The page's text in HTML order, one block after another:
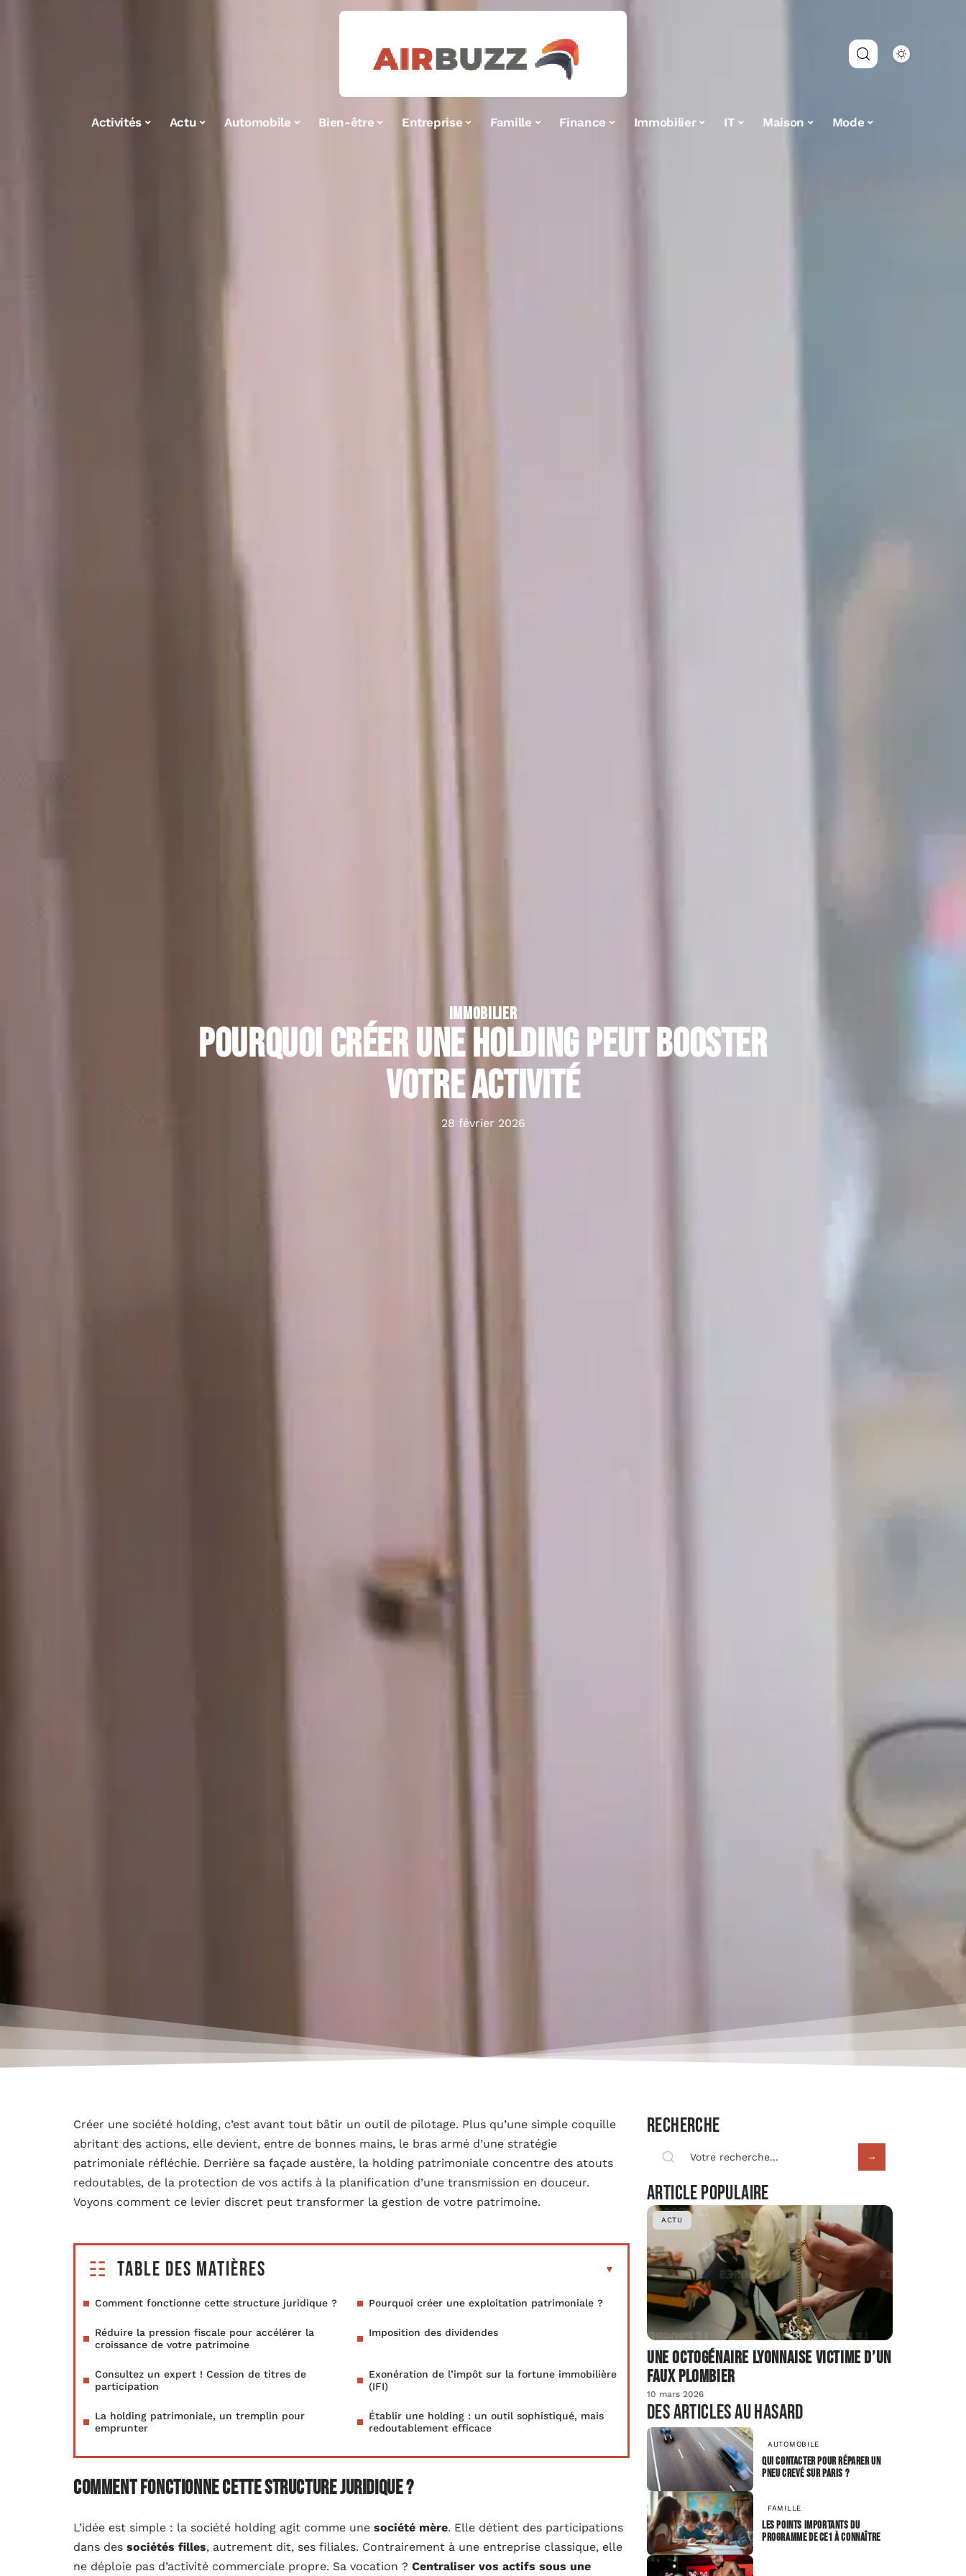
Activités Actu Automobile Bien-être Entreprise Famille Finance Immobilier IT Maison Mode
IMMOBILIER
Pourquoi créer une holding peut booster
votre activité
28 février 2026
Créer une société holding, c’est avant tout bâtir un outil de pilotage. Plus qu’une simple coquille
abritant des actions, elle devient, entre de bonnes mains, le bras armé d’une stratégie
patrimoniale réfléchie. Derrière sa façade austère, la holding patrimoniale concentre des atouts
redoutables, de la protection de vos actifs à la planification d’une transmission en douceur.
Voyons comment ce levier discret peut transformer la gestion de votre patrimoine.
Table des matières
Comment fonctionne cette structure juridique ? Pourquoi créer une exploitation patrimoniale ?
Réduire la pression fiscale pour accélérer la
croissance de votre patrimoine
Imposition des dividendes
Consultez un expert ! Cession de titres de
participation
Exonération de l’impôt sur la fortune immobilière
(IFI)
La holding patrimoniale, un tremplin pour
emprunter
Établir une holding : un outil sophistiqué, mais
redoutablement efficace
Comment fonctionne cette structure juridique ?
L’idée est simple : la société holding agit comme une société mère. Elle détient des participations
dans des sociétés filles, autrement dit, ses filiales. Contrairement à une entreprise classique, elle
ne déploie pas d’activité commerciale propre. Sa vocation ? Centraliser vos actifs sous une
Recherche
Article populaire
ACTU
Une octogénaire lyonnaise victime d’un
faux plombier
10 mars 2026
Des articles au hasard
AUTOMOBILE
Qui contacter pour réparer un
pneu crevé sur Paris ?
FAMILLE
Les points importants du
programme de CE1 à connaître